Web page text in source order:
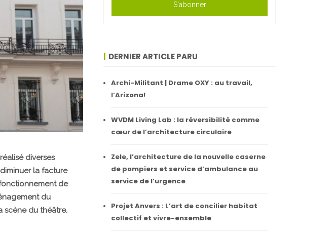
diverses
la facture
de
du
scène du théâtre.
S'abonner
DERNIER ARTICLE PARU
Archi-Militant | Drame OXY : au travail,
l’Arizona!
WVDM Living Lab : la réversibilité comme
cœur de l’architecture circulaire
Zele, l’architecture de la nouvelle caserne
de pompiers et service d’ambulance au
service de l’urgence
Projet Anvers : L’art de concilier habitat
collectif et vivre-ensemble